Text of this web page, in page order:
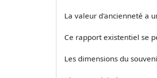
La valeur d'ancienneté a
Ce rapport existentiel se
Les dimensions du